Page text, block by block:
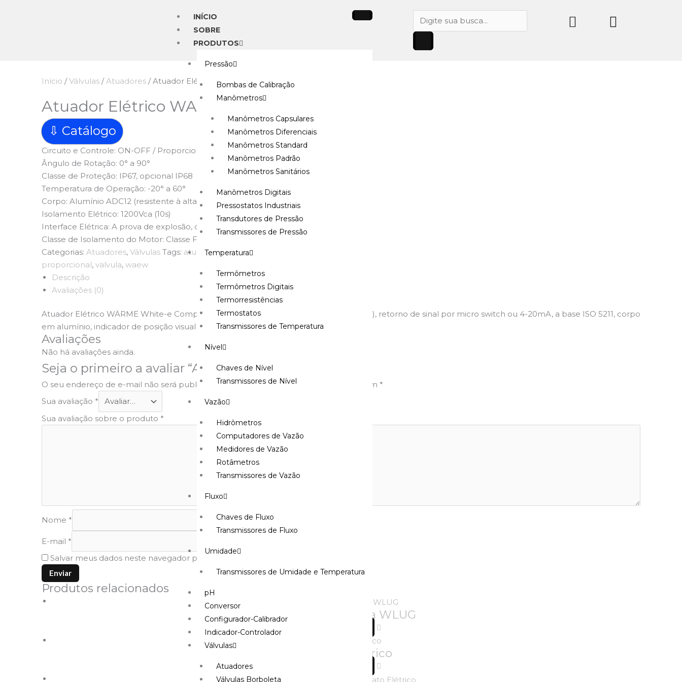
INÍCIO
SOBRE
PRODUTOS
Pressão
Bombas de Calibração
Manômetros
Manômetros Capsulares
Manômetros Diferenciais
Manômetros Standard
Manômetros Padrão
Manômetros Sanitários
Manômetros Digitais
Pressostatos Industriais
Transdutores de Pressão
Transmissores de Pressão
Temperatura
Termômetros
Termômetros Digitais
Termorresistências
Termostatos
Transmissores de Temperatura
Nível
Chaves de Nível
Transmissores de Nível
Vazão
Hidrômetros
Computadores de Vazão
Medidores de Vazão
Rotâmetros
Transmissores de Vazão
Fluxo
Chaves de Fluxo
Transmissores de Fluxo
Umidade
Transmissores de Umidade e Temperatura
pH
Conversor
Configurador-Calibrador
Indicador-Controlador
Válvulas
Atuadores
Válvulas Borboleta
Pesquisar
produtos
Início /Válvulas / Atuadores / Atuador Elétrico WAEW
Atuador Elétrico WAEW
⇩ Catálogo
Circuito e Controle: ON-OFF / Proporcional
Ângulo de Rotação: 0° a 90°
Classe de Proteção: IP67, opcional IP68
Temperatura de Operação: -20° a 60°
Corpo: Alumínio ADC12 (resistente à alta temperatura)
Isolamento Elétrico: 1200Vca (10s)
Interface Elétrica: A prova de explosão, operação manual por volante
Classe de Isolamento do Motor: Classe F (135°)
Categorias: Atuadores, Válvulas Tags: atuador,eletrico,off
proporcional, valvula, waew
Descrição
Avaliações (0)
Atuador Elétrico WÄRME White-e Compact, comando on-off e proporcional (4-20mA), retorno de sinal por micro switch ou 4-20mA, a base ISO 5211, corpo
em alumínio, indicador de posição visual local, grau de proteção IP67*.
Avaliações
Não há avaliações ainda.
Seja o primeiro a avaliar “Atuador Elétrico WAEW”
O seu endereço de e-mail não será publicado. Campos obrigatórios são marcados com *
Sua avaliação *
Sua avaliação sobre o produto *
Nome *
E-mail *
Salvar meus dados neste navegador para a próxima vez que eu comentar.
Produtos relacionados
Válvula Borboleta WLUG
Contato Elétrico